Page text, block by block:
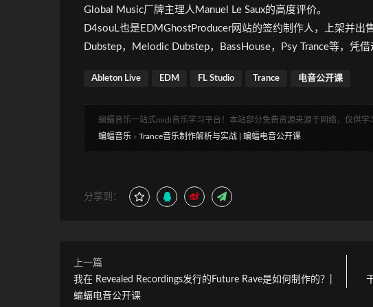
Global Music厂牌主理人Manuel Le Saux的高度评价。
D4souL也是EDMGhostProducer网站的签约制作人，上架并
Dubstep，Melodic Dubstep，BassHouse，Psy Trance等，凭
Ableton Live EDM FL Studio Trance 电音公开课
蝙蝠音乐一站式midi音乐学习平台！本站部分免费资源来源于网络，仅供学
蝙蝠音乐 » Trance音乐制作解析与实战 | 蝙蝠电音公开课
分享到：
上一篇
我在 Revealed Recordings发行的Future Rave是如何制作的？|
蝙蝠电音公开课